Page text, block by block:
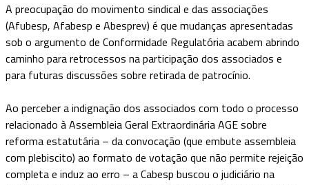
A preocupação do movimento sindical e das associações
(Afubesp, Afabesp e Abesprev) é que mudanças apresentadas
sob o argumento de Conformidade Regulatória acabem abrindo
caminho para retrocessos na participação dos associados e
para futuras discussões sobre retirada de patrocínio.
Ao perceber a indignação dos associados com todo o processo
relacionado à Assembleia Geral Extraordinária AGE sobre
reforma estatutária – da convocação (que embute assembleia
com plebiscito) ao formato de votação que não permite rejeição
completa e induz ao erro – a Cabesp buscou o judiciário na